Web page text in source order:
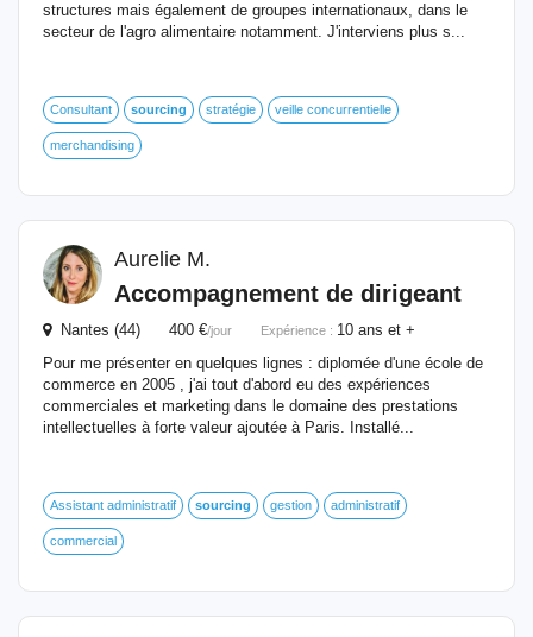
structures mais également de groupes internationaux, dans le
secteur de l'agro alimentaire notamment. J'interviens plus s...
Consultant sourcing stratégie veille concurrentielle
merchandising
Aurelie M.
Accompagnement de dirigeant
Nantes (44) 400 €/jour Expérience : 10 ans et +
Pour me présenter en quelques lignes : diplomée d'une école de
commerce en 2005 , j'ai tout d'abord eu des expériences
commerciales et marketing dans le domaine des prestations
intellectuelles à forte valeur ajoutée à Paris. Installé...
Assistant administratif sourcing gestion administratif
commercial